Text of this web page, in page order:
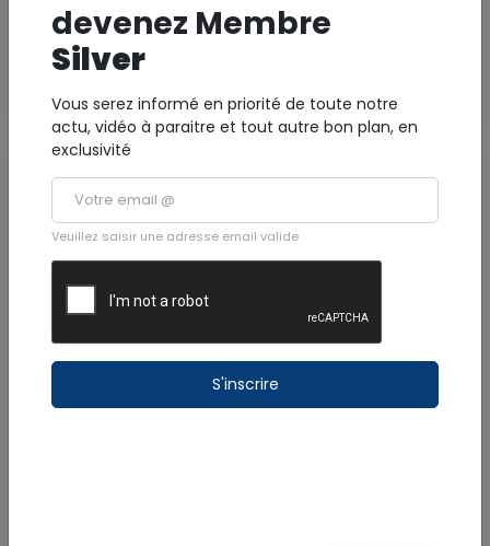
Yves Rocher
YVES ROCHER
devenez Membre
Silver
Vous serez informé en priorité de toute notre
actu, vidéo à paraitre et tout autre bon plan, en
exclusivité
Veuillez saisir une adresse email valide
S'inscrire